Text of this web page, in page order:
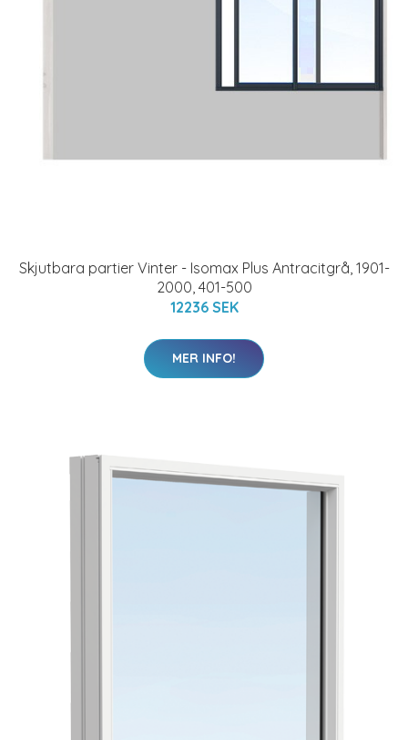
Skjutbara partier Vinter - Isomax Plus Antracitgrå, 1901-
2000, 401-500
12236 SEK
MER INFO!